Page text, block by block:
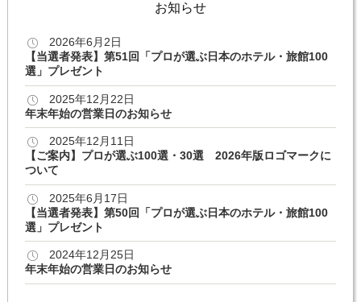
お知らせ
2026年6月2日
【当選者発表】第51回「プロが選ぶ日本のホテル・旅館100
選」プレゼント
2025年12月22日
年末年始の営業日のお知らせ
2025年12月11日
【ご案内】プロが選ぶ100選・30選 2026年版ロゴマークに
ついて
2025年6月17日
【当選者発表】第50回「プロが選ぶ日本のホテル・旅館100
選」プレゼント
2024年12月25日
年末年始の営業日のお知らせ